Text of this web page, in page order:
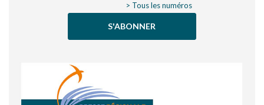
> Tous les numéros
S'ABONNER